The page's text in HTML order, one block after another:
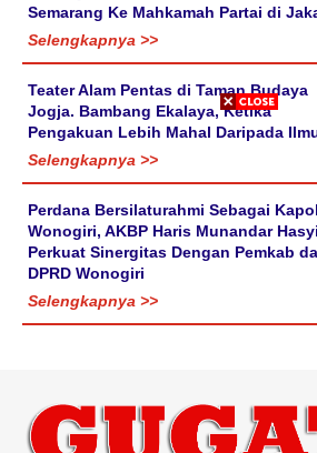
Semarang Ke Mahkamah Partai di
Selengkapnya >>
Teater Alam Pentas di Taman Budaya
Jogja. Bambang Ekalaya, Ketika
Pengakuan Lebih Mahal Daripada
Selengkapnya >>
Perdana Bersilaturahmi Sebagai
Wonogiri, AKBP Haris Munandar
Perkuat Sinergitas Dengan Pemkab
DPRD Wonogiri
Selengkapnya >>